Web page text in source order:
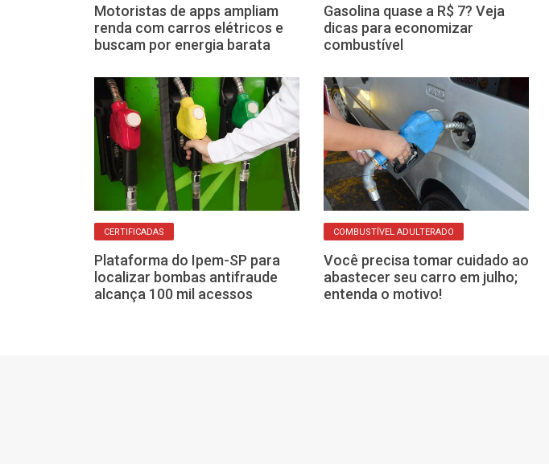
Motoristas de apps ampliam
renda com carros elétricos e
buscam por energia barata
Gasolina quase a R$ 7? Veja
dicas para economizar
combustível
CERTIFICADAS
Plataforma do Ipem-SP para
localizar bombas antifraude
alcança 100 mil acessos
COMBUSTÍVEL ADULTERADO
Você precisa tomar cuidado ao
abastecer seu carro em julho;
entenda o motivo!